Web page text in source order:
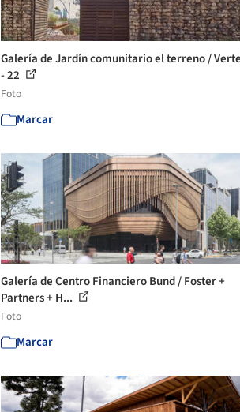
Galería de Jardín comunitario el terreno /
- 22
Foto
Marcar
Galería de Centro Financiero Bund / Foster +
Partners + H...
Foto
Marcar